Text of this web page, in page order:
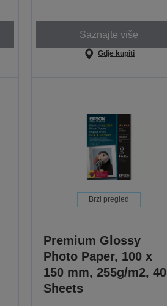
Saznajte više
Gdje kupiti
Brzi pregled
Premium Glossy
Photo Paper, 100 x
150 mm, 255g/m2, 40
Sheets